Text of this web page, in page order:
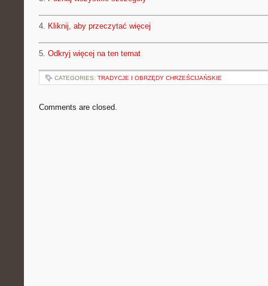
4. Kliknij, aby przeczytać więcej
5. Odkryj więcej na ten temat
CATEGORIES: TRADYCJE I OBRZĘDY CHRZEŚCIJAŃSKIE
Comments are closed.